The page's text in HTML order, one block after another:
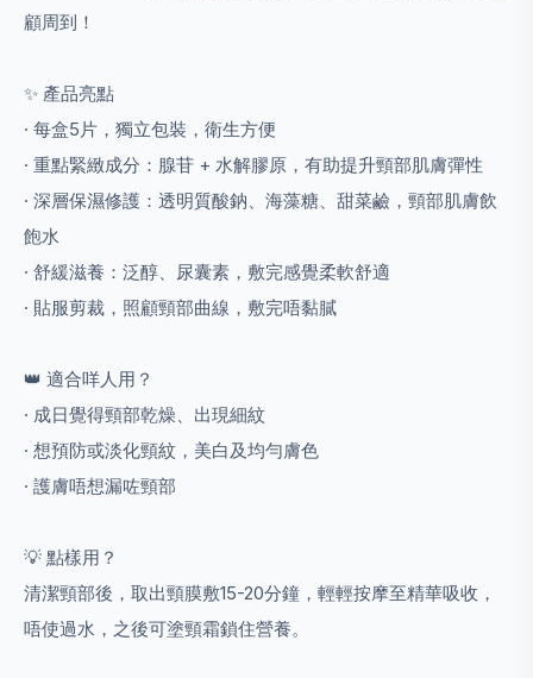
顧周到！
✨ 產品亮點
· 每盒5片，獨立包裝，衛生方便
· 重點緊緻成分：腺苷 + 水解膠原，有助提升頸部肌膚彈性
· 深層保濕修護：透明質酸鈉、海藻糖、甜菜鹼，頸部肌膚飲
飽水
· 舒緩滋養：泛醇、尿囊素，敷完感覺柔軟舒適
· 貼服剪裁，照顧頸部曲線，敷完唔黏膩
👑 適合咩人用？
· 成日覺得頸部乾燥、出現細紋
· 想預防或淡化頸紋，美白及均勻膚色
· 護膚唔想漏咗頸部
💡 點樣用？
清潔頸部後，取出頸膜敷15-20分鐘，輕輕按摩至精華吸收，
唔使過水，之後可塗頸霜鎖住營養。